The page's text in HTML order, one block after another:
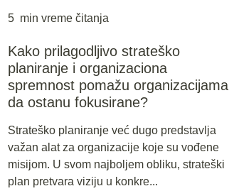
5 min vreme čitanja
Kako prilagodljivo strateško
planiranje i organizaciona
spremnost pomažu organizacijama
da ostanu fokusirane?
Strateško planiranje već dugo predstavlja
važan alat za organizacije koje su vođene
misijom. U svom najboljem obliku, strateški
plan pretvara viziju u konkre...